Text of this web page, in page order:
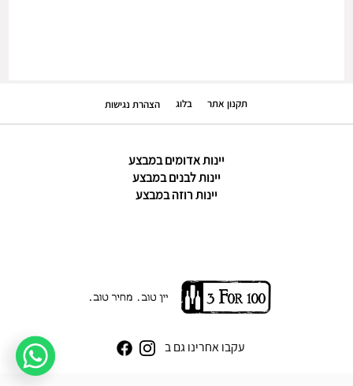
תקנון אתר בלוג הצהרת נגישות
יינות אדומים במבצע
יינות לבנים במבצע
יינות רוזה במבצע
עקבו אחרינו גם ב